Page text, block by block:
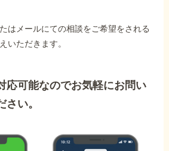
はメールにての相談をご希望をされる
いただきます。
応可能なのでお気軽にお問い
さい。